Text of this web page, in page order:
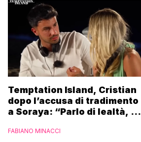
Temptation Island, Cristian
dopo l’accusa di tradimento
a Soraya: “Parlo di lealtà, ma
FABIANO MINACCI